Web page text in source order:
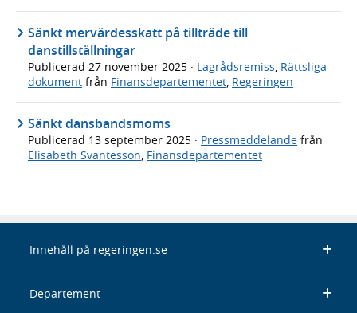
Sänkt mervärdesskatt på tillträde till
danstillställningar
Publicerad 27 november 2025 · Lagrådsremiss, Rättsliga
dokument från Finansdepartementet, Regeringen
Sänkt dansbandsmoms
Publicerad 13 september 2025 · Pressmeddelande från
Elisabeth Svantesson, Finansdepartementet
Innehåll på regeringen.se
Departement